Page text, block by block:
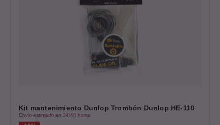
Kit mantenimiento Dunlop Trombón Dunlop HE-110
Envío estimado en 24/48 horas